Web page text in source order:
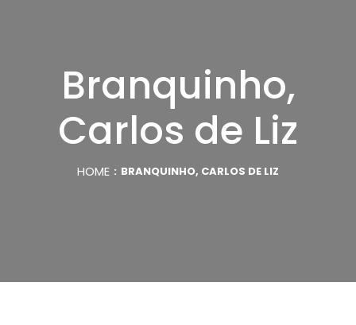
Branquinho,
Carlos de Liz
HOME BRANQUINHO, CARLOS DE LIZ